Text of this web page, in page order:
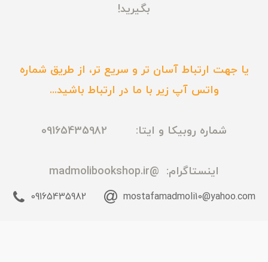
بگیرید!
یا جهت ارتباط آسان تر و سریع تر، از طریق شماره
واتس آپ زیر با ما در ارتباط باشید...
شماره روبیکا و ایتا: 09165435982
اینستاگرام: @madmolibookshop.ir
mostafamadmoli10@yahoo.com
09165435982